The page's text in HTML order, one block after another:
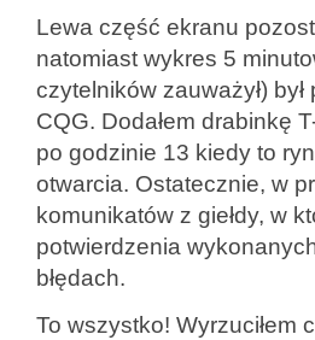
Lewa część ekranu
natomiast wykres 5
czytelników zauważył)
CQG. Dodałem drabinkę
po godzinie 13 kiedy to
otwarcia. Ostatecznie, w
komunikatów z giełdy, w
potwierdzenia
błędach.
To wszystko! Wyrzuciłem